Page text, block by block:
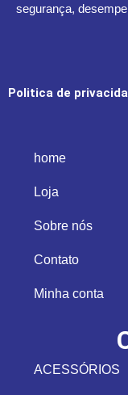
segurança,
Politica de
home
Loja
Sobre nós
Contato
Minha conta
ACESSÓRIOS